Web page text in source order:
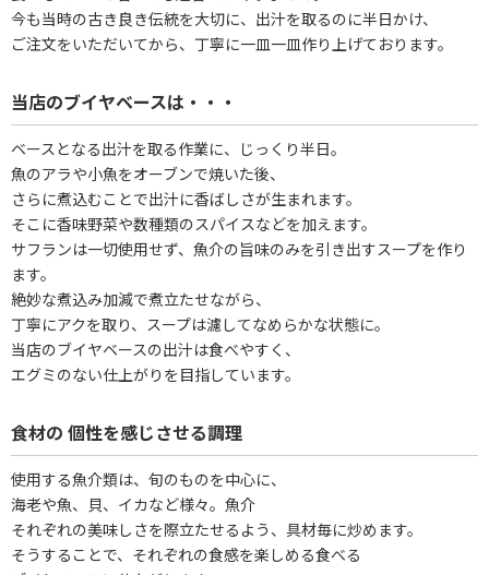
今も当時の古き良き伝統を大切に、出汁を取るのに半日かけ、
ご注文をいただいてから、丁寧に一皿一皿作り上げております。
当店のブイヤベースは・・・
ベースとなる出汁を取る作業に、じっくり半日。
魚のアラや小魚をオーブンで焼いた後、
さらに煮込むことで出汁に香ばしさが生まれます。
そこに香味野菜や数種類のスパイスなどを加えます。
サフランは一切使用せず、魚介の旨味のみを引き出すスープを作り
ます。
絶妙な煮込み加減で煮立たせながら、
丁寧にアクを取り、スープは濾してなめらかな状態に。
当店のブイヤベースの出汁は食べやすく、
エグミのない仕上がりを目指しています。
食材の 個性を感じさせる調理
使用する魚介類は、旬のものを中心に、
海老や魚、貝、イカなど様々。魚介
それぞれの美味しさを際立たせるよう、具材毎に炒めます。
そうすることで、それぞれの食感を楽しめる食べる